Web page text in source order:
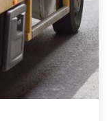
Hyundai,
Nissan, Opel,
Suzuki, Tesla,